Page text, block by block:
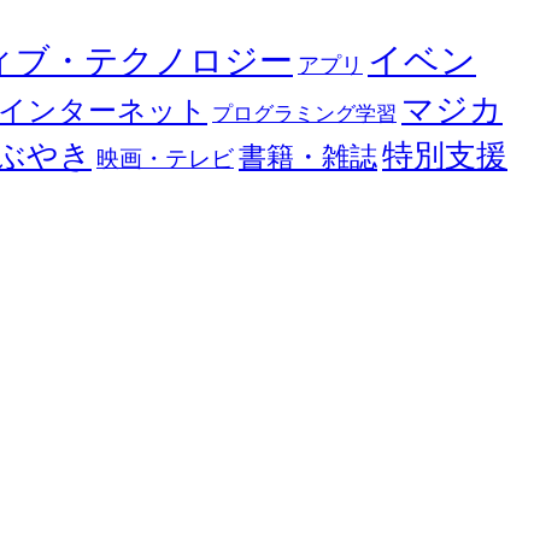
ブ・テクノロジー アプリ イベン
ンターネット プログラミング学習 マジカ
やき 映画・テレビ書籍・雑誌特別支援